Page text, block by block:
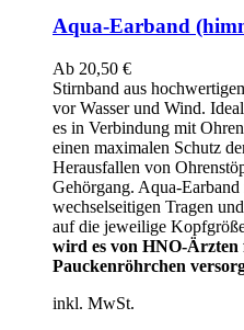
Aqua-Earband
Ab 20,50 €
Stirnband aus
vor Wasser und Wind.
es in Verbindung mit
einen maximalen Schutz
Herausfallen von
Gehörgang. Aqua-
wechselseitigen Tragen
auf die jeweilige
wird es von HNO-
Pauckenröhrchen
inkl. MwSt.